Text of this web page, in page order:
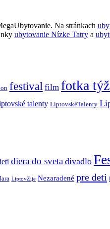
Na stránkach
ubytovanie Nízke Tatry a
festival film fotka
talenty LiptovskéTalenty
diera do sveta divadlo
LiptovZije Nezaradené pre deti